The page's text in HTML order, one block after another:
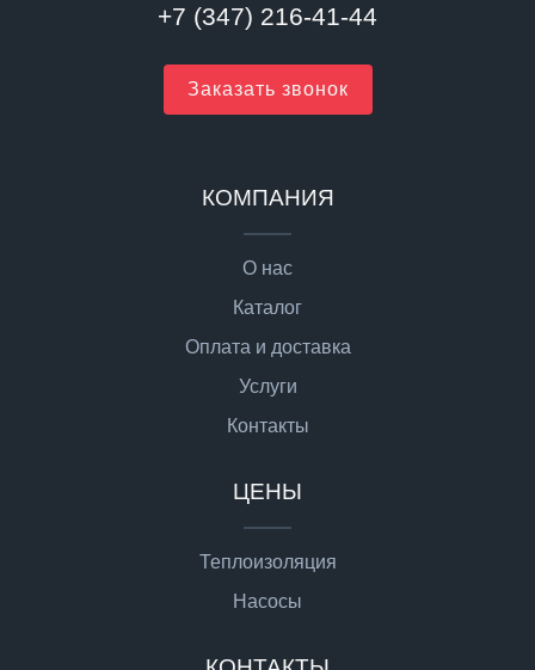
+7 (347) 216-41-44
Заказать звонок
КОМПАНИЯ
О нас
Каталог
Оплата и доставка
Услуги
Контакты
ЦЕНЫ
Теплоизоляция
Насосы